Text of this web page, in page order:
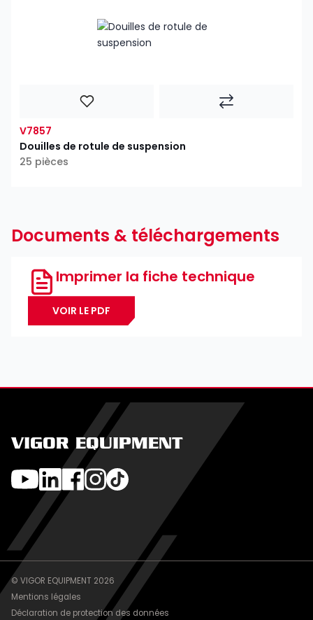
V7857
Douilles de rotule de suspension
25 pièces
Documents & téléchargements
Imprimer la fiche technique
VOIR LE PDF
VIGOR EQUIPMENT
© VIGOR EQUIPMENT 2026
Mentions légales
Déclaration de protection des données